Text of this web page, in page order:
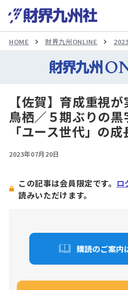
HOME 財界九州ONLINE
【佐賀】育成重視
鳥栖／５期ぶりの
「ユース世代」の成
2023年07月20日
この記事は会員限定です。 ロ
読みいただけます。
購読のご案内